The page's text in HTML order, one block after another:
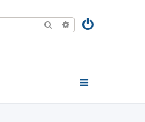
Поиск Расширенный